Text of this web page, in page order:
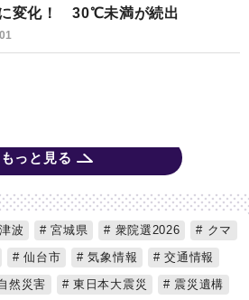
変化！ 30℃未満が続出
もっと見る
津波 宮城県 衆院選2026
クマ
仙台市 気象情報
交通情報
然災害 東日本大震災
震災遺構